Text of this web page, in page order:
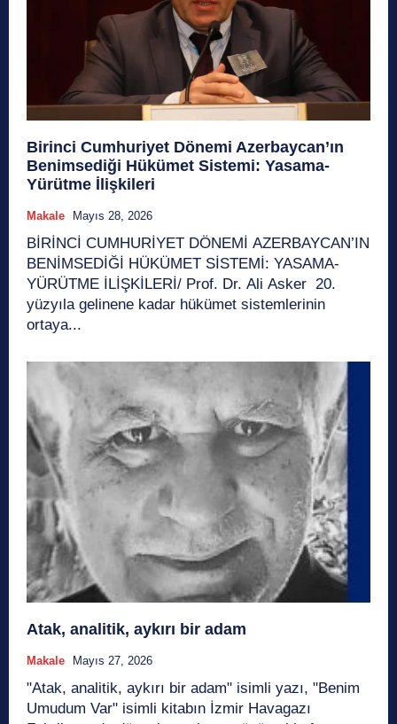
Birinci Cumhuriyet Dönemi Azerbaycan’ın
Benimsediği Hükümet Sistemi: Yasama-
Yürütme İlişkileri
Makale Mayıs 28, 2026
BİRİNCİ CUMHURİYET DÖNEMİ AZERBAYCAN’IN
BENİMSEDİĞİ HÜKÜMET SİSTEMİ: YASAMA-
YÜRÜTME İLİŞKİLERİ/ Prof. Dr. Ali Asker 20.
yüzyıla gelinene kadar hükümet sistemlerinin
ortaya...
Atak, analitik, aykırı bir adam
Makale Mayıs 27, 2026
"Atak, analitik, aykırı bir adam" isimli yazı, "Benim
Umudum Var" isimli kitabın İzmir Havagazı